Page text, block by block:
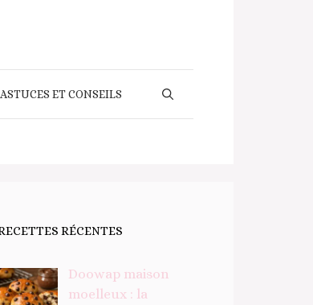
ASTUCES ET CONSEILS
RÉCENTES
Doowap maison
moelleux : la